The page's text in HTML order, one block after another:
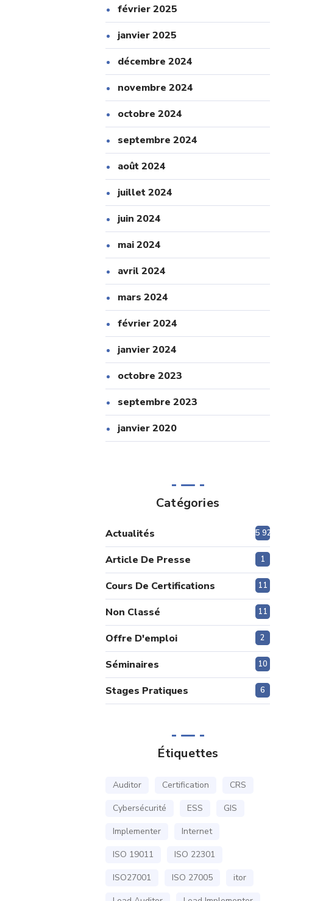
février 2025
janvier 2025
décembre 2024
novembre 2024
octobre 2024
septembre 2024
août 2024
juillet 2024
juin 2024
mai 2024
avril 2024
mars 2024
février 2024
janvier 2024
octobre 2023
septembre 2023
janvier 2020
Catégories
Actualités 5 920
Article De Presse 1
Cours De Certifications 11
Non Classé 11
Offre D'emploi 2
Séminaires 10
Stages Pratiques 6
Étiquettes
Auditor Certification
CRS
Cybersécurité
ESS
GIS
Implementer
Internet
ISO 19011
ISO 22301
ISO27001
ISO 27005
itor